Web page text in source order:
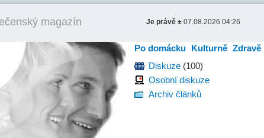
magazín Je právě ± 07.08.2026 04:26
Po domácku Kulturně Zdravě
Diskuze (100)
Osobní diskuze
Archiv článků